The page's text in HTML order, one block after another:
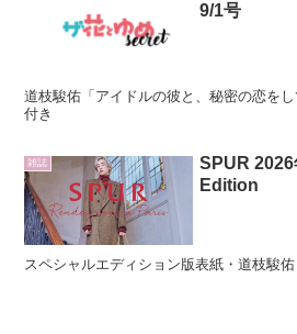
9/1号
道枝駿佑「アイドルの彼と、秘密の恋を
付き
雑誌
SPUR
Edition
スペシャルエディション版表紙・道枝駿佑